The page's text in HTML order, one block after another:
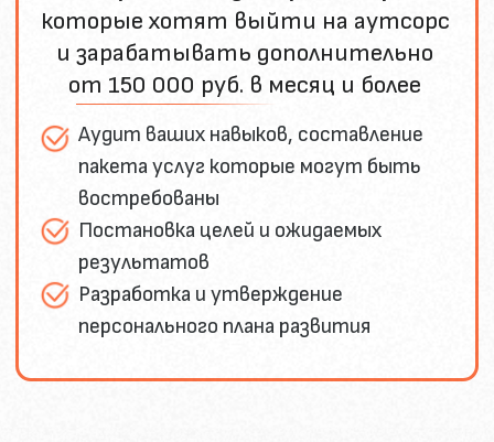
зарабатывать и получать
удовольствие от профессии